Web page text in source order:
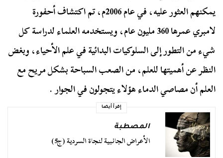
يمكنهم العثور عليه، في عام 2006م، تم اكتشاف أحفورة
لامبري عمرها 360 مليون عام، ويستخدمه العلماء لدراسة كل
شيء من التطور إلى السلوكيات البدائية في علم الأحياء، وبغض
النظر عن أهميتها للعلم، من الصعب السباحة بشكل مريح مع
العلم أن مصاصي الدماء هؤلاء يتجولون في الجوار .
إقرأ أيضا
المصطبة
الأعراض الجانبية لنجاة السردية (ج5)